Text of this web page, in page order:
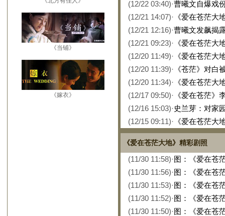
《当铺》
《嫁衣》
(12/22 03:40)·曹曦文自爆戏
(12/21 14:07)· 《爱在苍茫大
(12/21 12:16)·曹曦文发飙揭
(12/21 09:23)· 《爱在苍茫大
(12/20 11:49)· 《爱在苍茫大
(12/20 11:39)· 《苍茫》对白
(12/20 11:34)· 《爱在苍茫大
(12/17 09:50)· 《爱在苍茫》
(12/16 15:03)·史兰芽：对家
(12/15 09:11)· 《爱在苍茫大
《爱在苍茫大地》精彩剧照
(11/30 11:58)·图：《爱在苍
(11/30 11:56)·图：《爱在苍
(11/30 11:53)·图：《爱在苍
(11/30 11:52)·图：《爱在苍
(11/30 11:50)·图：《爱在苍